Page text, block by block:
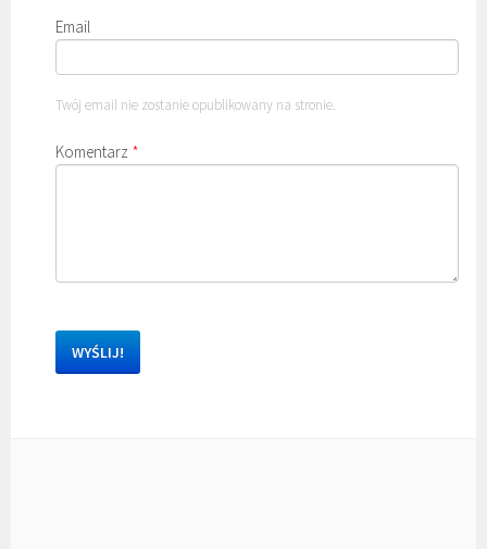
Email
Twój email nie zostanie opublikowany na stronie.
Komentarz *